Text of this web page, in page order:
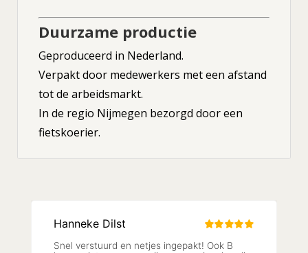
Duurzame productie
Geproduceerd in Nederland.
Verpakt door medewerkers met een afstand
tot de arbeidsmarkt.
In de regio Nijmegen bezorgd door een
fietskoerier.